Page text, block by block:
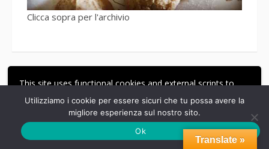
This site uses functional cookies and external scripts to
improve your experience.
LE MIE IMPOSTAZIONI
ACCETTA
Clicca sopra per l'archivio
Translate »
Utilizziamo i cookie per essere sicuri che tu possa avere la
migliore esperienza sul nostro sito.
Ok